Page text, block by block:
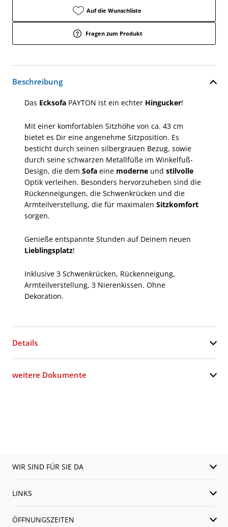
Auf die Wunschliste
Fragen zum Produkt
Beschreibung
Das Ecksofa PAYTON ist ein echter Hingucker!
Mit einer komfortablen Sitzhöhe von ca. 43 cm
bietet es Dir eine angenehme Sitzposition. Es
besticht durch seinen silbergrauen Bezug, sowie
durch seine schwarzen Metallfüße im Winkelfuß-
Design, die dem Sofa eine moderne und stilvolle
Optik verleihen. Besonders hervorzuheben sind die
Rückenneigungen, die Schwenkrücken und die
Armteilverstellung, die für maximalen Sitzkomfort
sorgen.
Genieße entspannte Stunden auf Deinem neuen
Lieblingsplatz!
Inklusive 3 Schwenkrücken, Rückenneigung,
Armteilverstellung, 3 Nierenkissen. Ohne
Dekoration.
Details
weitere Dokumente
WIR SIND FÜR SIE DA
LINKS
ÖFFNUNGSZEITEN